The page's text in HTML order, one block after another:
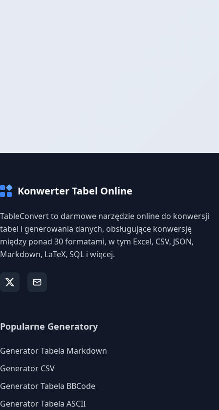
Konwerter Tabel Online
TableConvert to darmowe narzędzie online do konwersji
tabel i generowania danych, obsługujące konwersję
między ponad 30 formatami, w tym Excel, CSV, JSON,
Markdown, LaTeX, SQL i więcej.
Popularne Generatory
Generator Tabela Markdown
Generator CSV
Generator Tabela BBCode
Generator Tabela ASCII